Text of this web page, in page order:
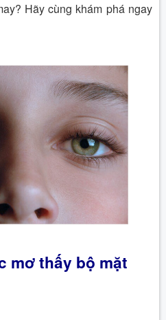
Hãy cùng khám phá ngay
mơ thấy bộ mặt